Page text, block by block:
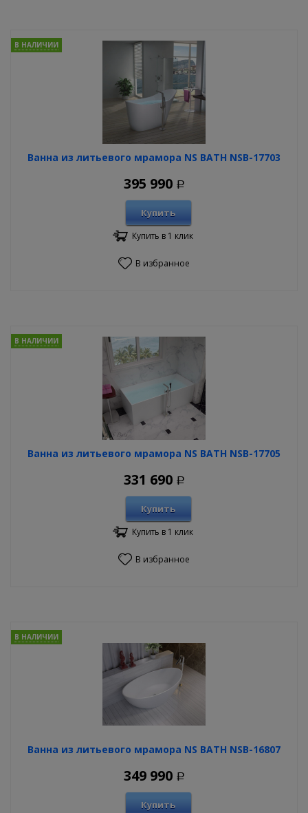
Ванна из литьевого мрамора NS BATH NSB-17703
В НАЛИЧИИ
395 990 Р
Купить
Купить в 1 клик
В избранное
Ванна из литьевого мрамора NS BATH NSB-17705
В НАЛИЧИИ
331 690 Р
Купить
Купить в 1 клик
В избранное
Ванна из литьевого мрамора NS BATH NSB-16807
В НАЛИЧИИ
349 990 Р
Купить